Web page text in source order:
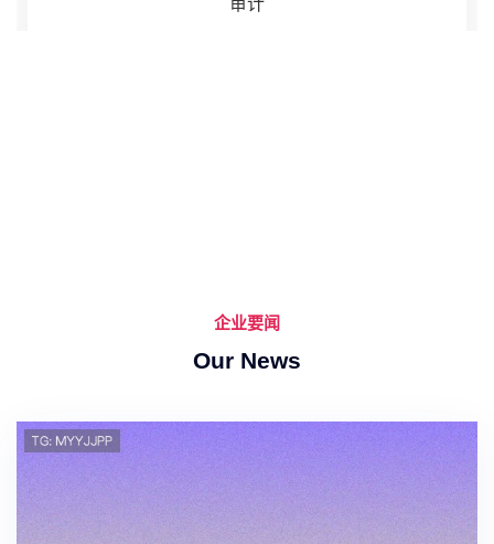
审计
企业要闻
Our News